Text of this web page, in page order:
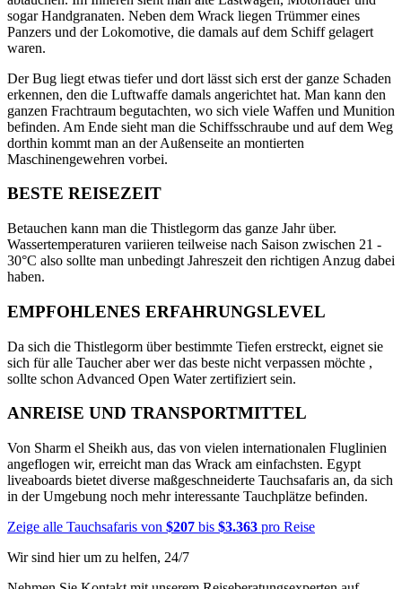
sogar Handgranaten. Neben dem Wrack liegen Trümmer eines
Panzers und der Lokomotive, die damals auf dem Schiff gelagert
waren.
Der Bug liegt etwas tiefer und dort lässt sich erst der ganze Schaden
erkennen, den die Luftwaffe damals angerichtet hat. Man kann den
ganzen Frachtraum begutachten, wo sich viele Waffen und Munition
befinden. Am Ende sieht man die Schiffsschraube und auf dem Weg
dorthin kommt man an der Außenseite an montierten
Maschinengewehren vorbei.
BESTE REISEZEIT
Betauchen kann man die Thistlegorm das ganze Jahr über.
Wassertemperaturen variieren teilweise nach Saison zwischen 21 -
30°C also sollte man unbedingt Jahreszeit den richtigen Anzug dabei
haben.
EMPFOHLENES ERFAHRUNGSLEVEL
Da sich die Thistlegorm über bestimmte Tiefen erstreckt, eignet sie
sich für alle Taucher aber wer das beste nicht verpassen möchte ,
sollte schon Advanced Open Water zertifiziert sein.
ANREISE UND TRANSPORTMITTEL
Von Sharm el Sheikh aus, das von vielen internationalen Fluglinien
angeflogen wir, erreicht man das Wrack am einfachsten. Egypt
liveaboards bietet diverse maßgeschneiderte Tauchsafaris an, da sich
in der Umgebung noch mehr interessante Tauchplätze befinden.
Zeige alle Tauchsafaris von $207 bis $3.363 pro Reise
Wir sind hier um zu helfen, 24/7